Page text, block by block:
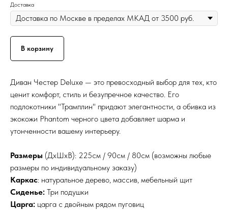
Доставка
В корзину
Диван Честер Deluxe — это превосходный выбор для тех, кто
ценит комфорт, стиль и безупречное качество. Его
подлокотники "Трамплин" придают элегантности, а обивка из
экокожи Phantom черного цвета добавляет шарма и
утонченности вашему интерьеру.
Размеры (ДхШхВ): 225см / 90см / 80см (возможны любые
размеры по индивидуальному заказу)
Каркас: натуральное дерево, массив, мебельный щит
Сиденье: Три подушки
Царга: царга с двойным рядом пуговиц